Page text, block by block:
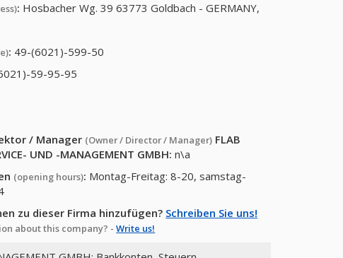
: Hosbacher Wg. 39 63773 Goldbach - GERMANY,
: 49-(6021)-599-50
59-95-95
/ Manager (Owner / Director / Manager) FLAB
UND -MANAGEMENT GMBH: n\a
(opening hours): Montag-Freitag: 8-20, samstag-
zu dieser Firma hinzufügen? Schreiben Sie uns!
about this company? -Write us!